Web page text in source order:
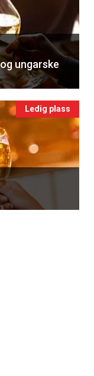
ungarske
Ledig plass